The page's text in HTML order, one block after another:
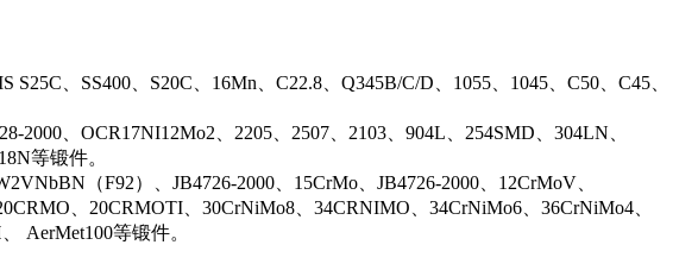
、SS400、S20C、16Mn、C22.8、Q345B/C/D、1055、1045、C50、C45、
2000、OCR17NI12Mo2、2205、2507、2103、904L、254SMD、304LN、
等锻件。
（F92）、JB4726-2000、15CrMo、JB4726-2000、12CrMoV、
、20CRMOTI、30CrNiMo8、34CRNIMO、34CrNiMo6、36CrNiMo4、
AerMet100等锻件。